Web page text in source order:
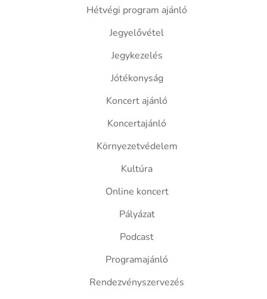
Hétvégi program ajánló
Jegyelővétel
Jegykezelés
Jótékonyság
Koncert ajánló
Koncertajánló
Környezetvédelem
Kultúra
Online koncert
Pályázat
Podcast
Programajánló
Rendezvényszervezés